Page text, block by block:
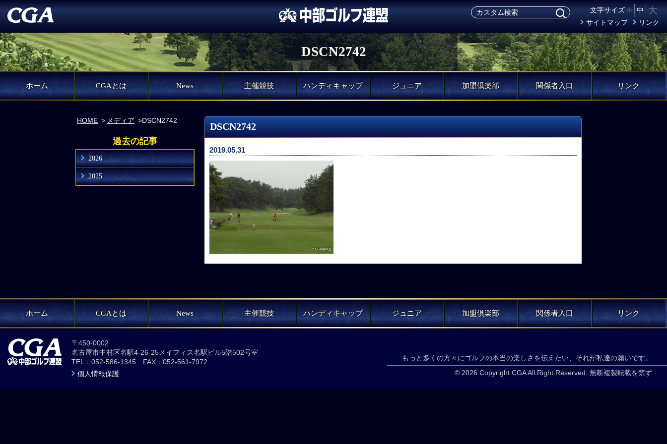
文字サイズ 小 中 大
サイトマップ リンク
DSCN2742
ホーム CGAとは News 主催競技 ハンディキャップ ジュニア 加盟倶楽部 関係者入口 リンク
HOME メディア DSCN2742
過去の記事
2026
2025
DSCN2742
2019.05.31
ホーム CGAとは News 主催競技 ハンディキャップ ジュニア 加盟倶楽部 関係者入口 リンク
〒450-0002
名古屋市中村区名駅4-26-25メイフィス名駅ビル5階502号室
TEL：052-586-1345 FAX：052-561-7972
個人情報保護
もっと多くの方々にゴルフの本当の楽しさを伝えたい、それが私達の願いです。
© 2026 Copyright CGA All Right Reserved. 無断複製転載を禁ず